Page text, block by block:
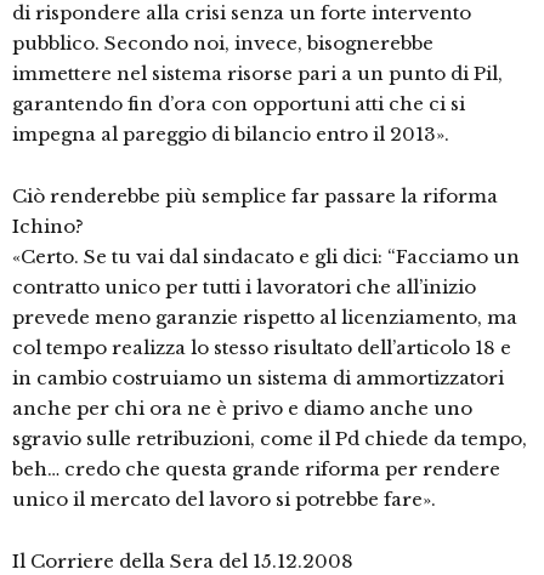
di rispondere alla crisi senza un forte intervento
pubblico. Secondo noi, invece, bisognerebbe
immettere nel sistema risorse pari a un punto di Pil,
garantendo fin d’ora con opportuni atti che ci si
impegna al pareggio di bilancio entro il 2013».
Ciò renderebbe più semplice far passare la riforma
Ichino?
«Certo. Se tu vai dal sindacato e gli dici: “Facciamo un
contratto unico per tutti i lavoratori che all’inizio
prevede meno garanzie rispetto al licenziamento, ma
col tempo realizza lo stesso risultato dell’articolo 18 e
in cambio costruiamo un sistema di ammortizzatori
anche per chi ora ne è privo e diamo anche uno
sgravio sulle retribuzioni, come il Pd chiede da tempo,
beh… credo che questa grande riforma per rendere
unico il mercato del lavoro si potrebbe fare».
Il Corriere della Sera del 15.12.2008